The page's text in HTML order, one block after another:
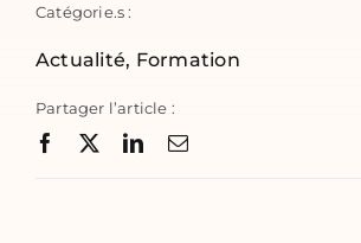
Catégorie.s :
Actualité, Formation
Partager l’article :